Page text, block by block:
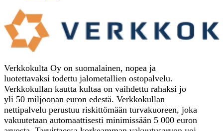
Verkkokulta Oy on suomalainen, nopea ja
luotettavaksi todettu jalometallien ostopalvelu.
Verkkokullan kautta kultaa on vaihdettu rahaksi jo
yli 50 miljoonan euron edestä. Verkkokullan
nettipalvelu perustuu riskittömään turvakuoreen, joka
vakuutetaan automaattisesti minimissään 5 000 euron